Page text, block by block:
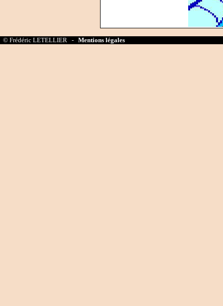
© Frédéric LETELLIER - Mentions légales